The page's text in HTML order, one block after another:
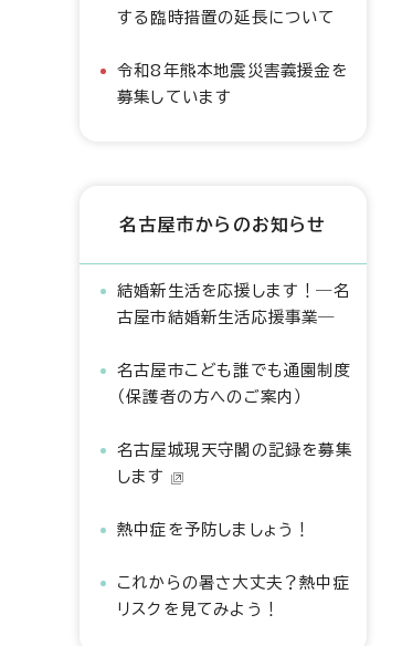
する臨時措置の延長について
令和8年熊本地震災害義援金を
募集しています
名古屋市からのお知らせ
結婚新生活を応援します！―名
古屋市結婚新生活応援事業―
名古屋市こども誰でも通園制度
（保護者の方へのご案内）
名古屋城現天守閣の記録を募集
します
熱中症を予防しましょう！
これからの暑さ大丈夫？熱中症
リスクを見てみよう！